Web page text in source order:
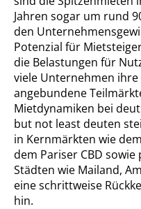
Jahren sogar um rund
den
Potenzial für
die Belastungen für
viele Unternehmen
angebundene
Mietdynamiken bei
but not least deuten
in Kernmärkten wie
dem Pariser CBD
Städten wie Mailand,
eine schrittweise
hin.